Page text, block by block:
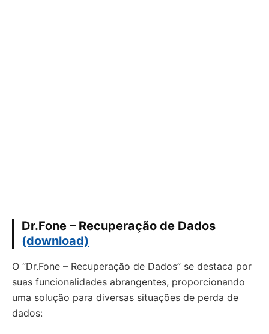
Dr.Fone – Recuperação de Dados
(download)
O “Dr.Fone – Recuperação de Dados” se destaca por
suas funcionalidades abrangentes, proporcionando
uma solução para diversas situações de perda de
dados: